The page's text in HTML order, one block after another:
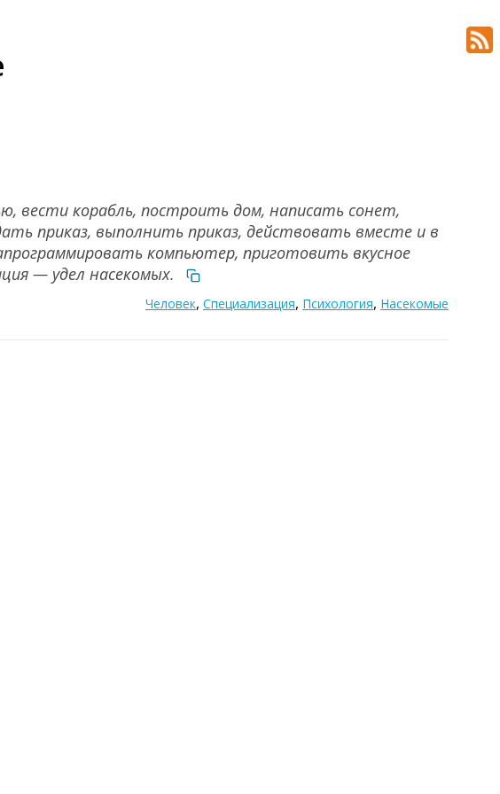
вести корабль, построить дом, написать сонет,
приказ, выполнить приказ, действовать вместе и в
компьютер, приготовить вкусное
— удел насекомых.
Человек, Специализация, Психология, Насекомые